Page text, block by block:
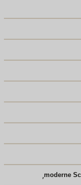
,moderne